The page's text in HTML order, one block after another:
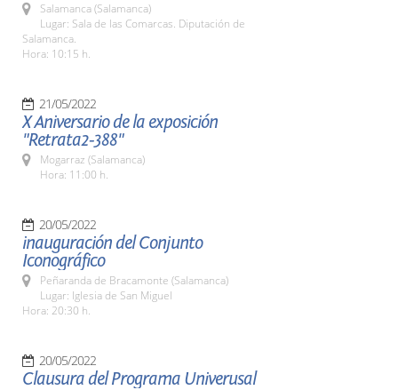
Salamanca (Salamanca)
Lugar: Sala de las Comarcas. Diputación de
Salamanca.
Hora: 10:15 h.
21/05/2022
X Aniversario de la exposición
"Retrata2-388"
Mogarraz (Salamanca)
Hora: 11:00 h.
20/05/2022
inauguración del Conjunto
Iconográfico
Peñaranda de Bracamonte (Salamanca)
Lugar: Iglesia de San Miguel
Hora: 20:30 h.
20/05/2022
Clausura del Programa Univerusal